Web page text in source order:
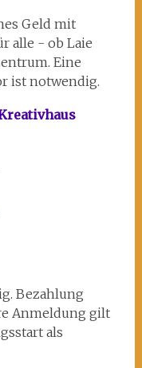
Geld mit
alle - ob Laie
Eine
ist notwendig.
Bezahlung
Anmeldung gilt
als